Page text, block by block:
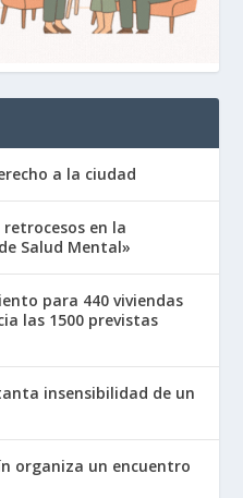
a la ciudad
retrocesos en la
Salud Mental»
para 440 viviendas
las 1500 previstas
insensibilidad de un
organiza un encuentro